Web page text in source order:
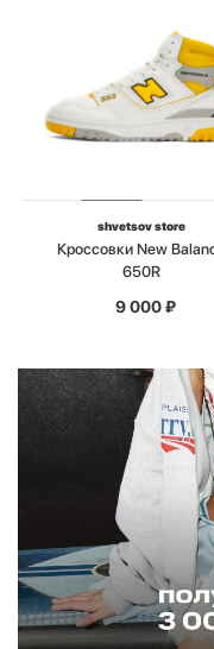
shvetsov store
Кроссовки New
650R
9 000₽